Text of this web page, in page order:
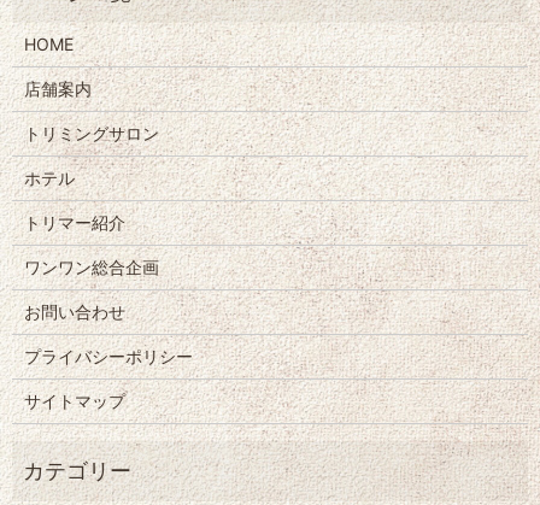
HOME
店舗案内
トリミングサロン
ホテル
トリマー紹介
ワンワン総合企画
お問い合わせ
プライバシーポリシー
サイトマップ